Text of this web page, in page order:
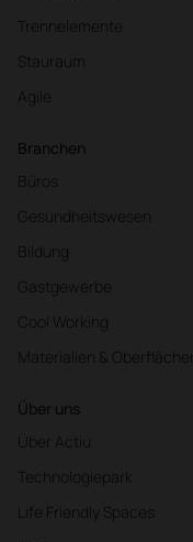
Trennelemente
Stauraum
Agile
Branchen
Büros
Gesundheitswesen
Bildung
Gastgewerbe
Cool Working
Materialien & Oberflächen
Über uns
Über Actiu
Technologiepark
Life Friendly Spaces